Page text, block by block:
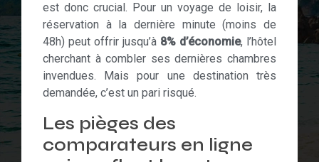
est donc crucial. Pour un voyage de loisir, la
réservation à la dernière minute (moins de
48h) peut offrir jusqu’à 8% d’économie, l’hôtel
cherchant à combler ses dernières chambres
invendues. Mais pour une destination très
demandée, c’est un pari risqué.
Les pièges des
comparateurs en ligne